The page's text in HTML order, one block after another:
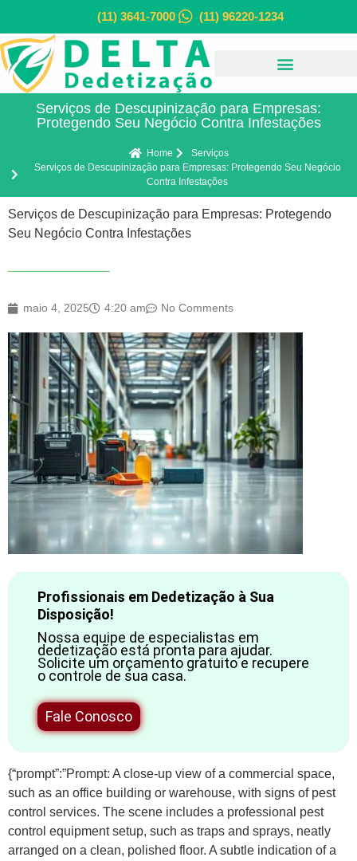
(11) 3641-7000 (11) 96220-1234
Serviços de Descupinização para Empresas:
Protegendo Seu Negócio Contra Infestações
Home
Serviços
Serviços de Descupinização para Empresas: Protegendo Seu Negócio
Contra Infestações
Serviços de Descupinização para Empresas: Protegendo
Seu Negócio Contra Infestações
maio 4, 2025 4:20 am No Comments
Profissionais em Dedetização à Sua
Disposição!
Nossa equipe de especialistas em
dedetização está pronta para ajudar.
Solicite um orçamento gratuito e recupere
o controle de sua casa.
Fale Conosco
{“prompt”:”Prompt: A close-up view of a commercial space,
such as an office building or warehouse, with signs of pest
control services. The scene includes a professional pest
control equipment setup, such as traps and sprays, neatly
arranged on a clean, polished floor. A subtle indication of a